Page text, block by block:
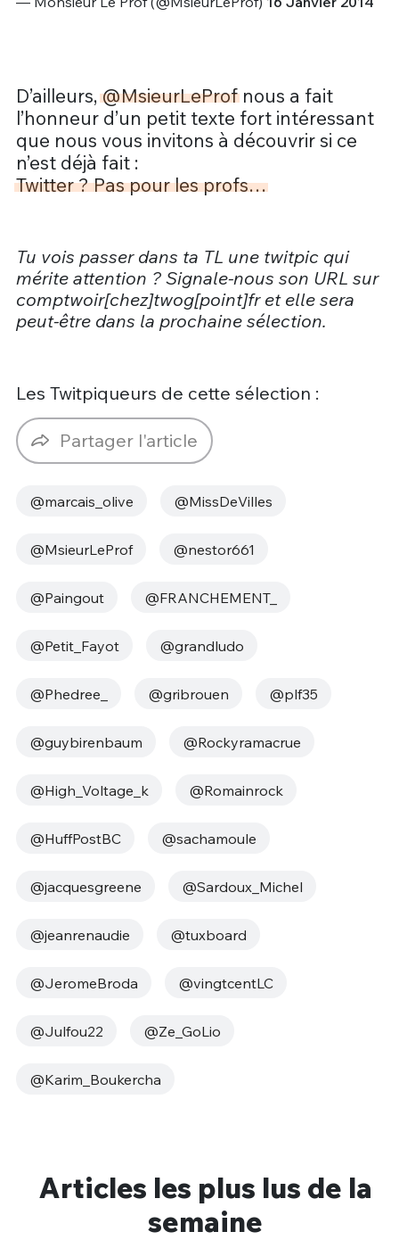
D’ailleurs,@MsieurLeProfnous a fait
l’honneur d’un petit texte fort intéressant
que nous vous invitons à découvrir si ce
n’est déjà fait :
Twitter ? Pas pour les profs…
Tu vois passer dans ta TL une twitpic qui
mérite attention ? Signale-nous son URL sur
comptwoir[chez]twog[point]fr et elle sera
peut-être dans la prochaine sélection.
Les Twitpiqueurs de cette sélection :
Partager l'article
@marcais_olive @MissDeVilles
@MsieurLeProf @nestor661
@Paingout @FRANCHEMENT_
@Petit_Fayot @grandludo
@Phedree_ @gribrouen @plf35
@guybirenbaum @Rockyramacrue
@High_Voltage_k @Romainrock
@HuffPostBC @sachamoule
@jacquesgreene @Sardoux_Michel
@jeanrenaudie @tuxboard
@JeromeBroda @vingtcentLC
@Julfou22 @Ze_GoLio
@Karim_Boukercha
Articles les plus lus de la
semaine